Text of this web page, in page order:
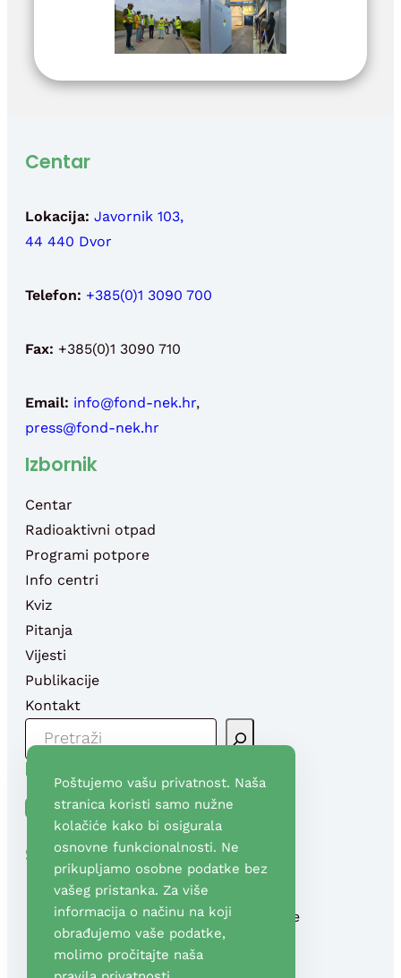
Centar
Lokacija: Javornik 103,
44 440 Dvor
Telefon: +385(0)1 3090 700
Fax: +385(0)1 3090 710
Email: info@fond-nek.hr,
press@fond-nek.hr
Izbornik
Centar
Radioaktivni otpad
Programi potpore
Info centri
Kviz
Pitanja
Vijesti
Publikacije
Kontakt
R
R
G
Društvene mreže
Facebook YouTube
Stranice
Fond za financiranje
razgradnje NEK
Poštujemo vašu privatnost. Naša
stranica koristi samo nužne
kolačiće kako bi osigurala
osnovne funkcionalnosti. Ne
prikupljamo osobne podatke bez
vašeg pristanka. Za više
informacija o načinu na koji
obrađujemo vaše podatke,
molimo pročitajte naša